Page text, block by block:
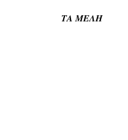
ΤΑ ΜΕΛΗ